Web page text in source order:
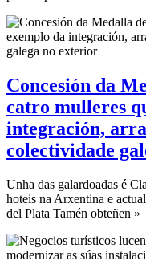
Concesión da
catro mulleres
integración,
colectividade
Unha das galardoadas é
hoteis na Arxentina e
del Plata Tamén obteñen »